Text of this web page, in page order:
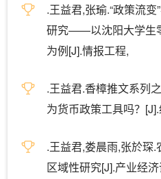
.王益君,张瑜.“政策流
研究——以沈阳大学生
为例[J].情报工程,
.王益君.香樟推文系列
为货币政策工具吗？
.王益君,娄晨雨,张於琛
区域性研究[J].产业经